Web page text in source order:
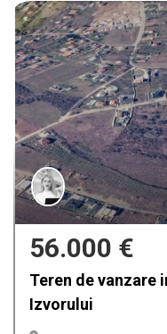
159.900
Casa de